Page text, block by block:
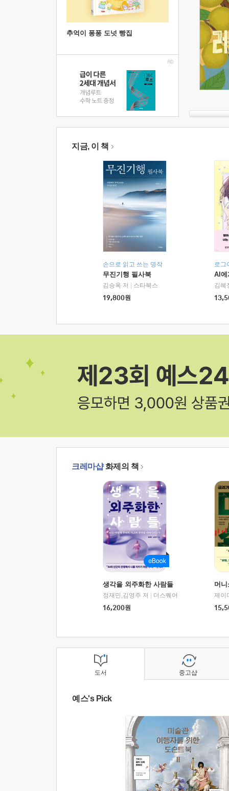
추억이 퐁퐁 도넛 빵집
지금, 이 책
손으로 읽고 쓰는 명작
무진기행 필사북
김승옥 저
스타북스
19,800원
로그
AI에
김혜
크레마샵화제의 책
생각을 외주화한 사람들
정재민,김영주 저
더스퀘어
16,200원
머
도서
예스's Pick
중고샵